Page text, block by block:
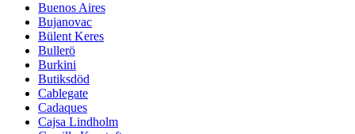
Buenos Aires
Bujanovac
Bülent Keres
Bullerö
Burkini
Butiksdöd
Cablegate
Cadaques
Cajsa Lindholm